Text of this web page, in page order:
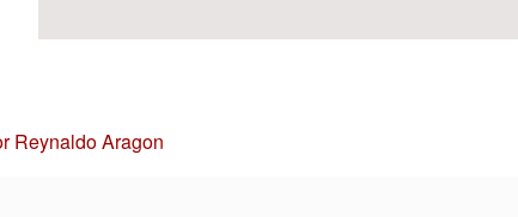
Reynaldo Aragon